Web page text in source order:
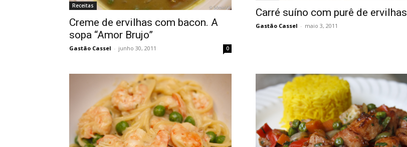
Receitas
Creme de ervilhas com bacon. A
sopa “Amor Brujo”
Gastão Cassel - junho 30, 2011 0
Carré suíno com purê de ervilhas
Gastão Cassel - maio 3, 2011